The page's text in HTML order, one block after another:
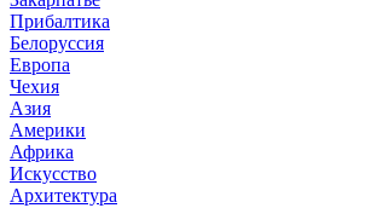
Прибалтика
Белоруссия
Европа
Чехия
Азия
Америки
Африка
Искусство
Архитектура